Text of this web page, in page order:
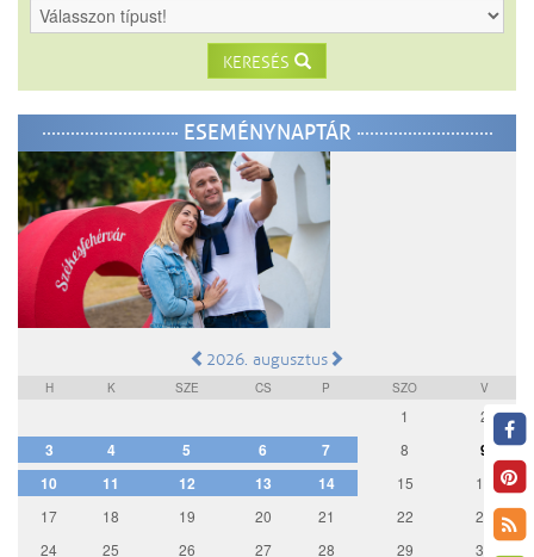
KERESÉS
ESEMÉNYNAPTÁR
2026. augusztus
H K SZE CS P SZO V
1 2
3 4 5 6 7 8
9
10
11 12 13 14 15
16
17
18 19 20 21 22
23
24
25 26 27 28 29
30